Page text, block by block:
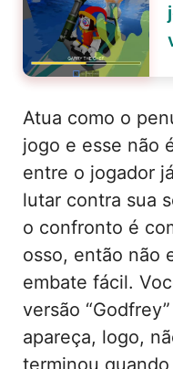
Atua como o
jogo e esse não
entre o jogador
lutar contra sua
o confronto é
osso, então não
embate fácil.
versão
apareça, logo,
terminou